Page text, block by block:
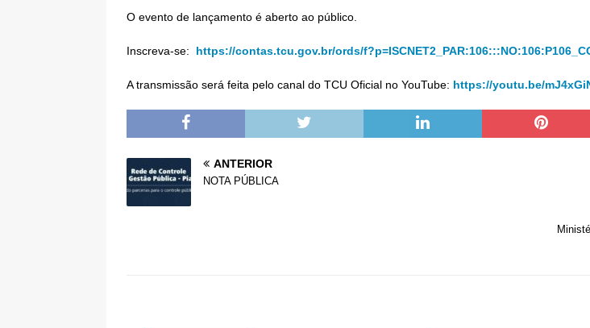
O evento de lançamento é aberto ao público.
Inscreva-se: https://contas.tcu.gov.br/ords/
A transmissão será feita pelo canal do TCU Oficial no YouTube: https://youtu.be/
ANTERIOR
NOTA PÚBLICA